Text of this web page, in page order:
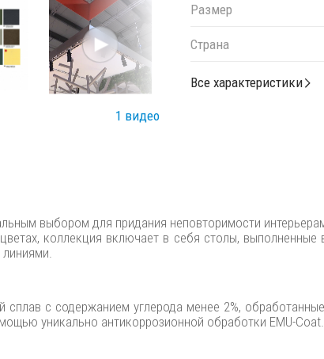
1 видео
Размер
Страна
Все характеристики
выбором для придания неповторимости
коллекция включает в себя столы, выполненные
с содержанием углерода менее 2%,
уникально антикоррозионной обработки EMU-Coat.